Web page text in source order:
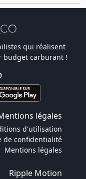
qui réalisent
budget carburant !
légales
d'utilisation
de confidentialité
Mentions légales
Ripple Motion